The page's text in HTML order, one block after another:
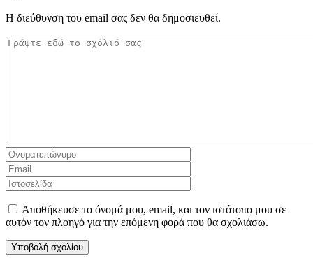
Η διεύθυνση του email σας δεν θα δημοσιευθεί.
Αποθήκευσε το όνομά μου, email, και τον ιστότοπο μου σε
αυτόν τον πλοηγό για την επόμενη φορά που θα σχολιάσω.